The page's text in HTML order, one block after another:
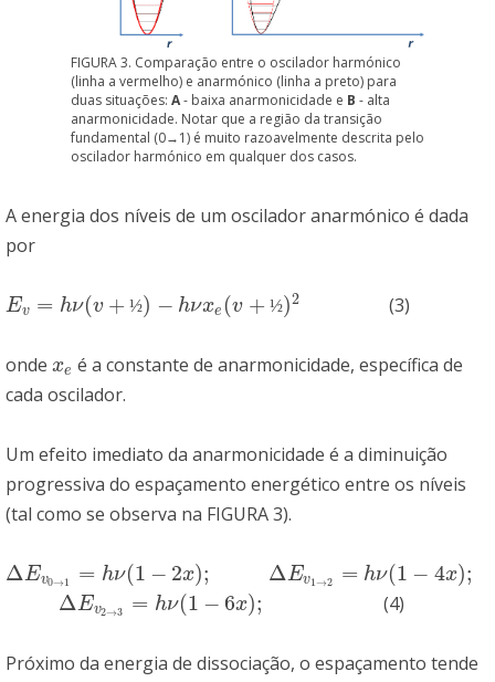
FIGURA 3. Comparação entre o oscilador harmónico
(linha a vermelho) e anarmónico (linha a preto) para
duas situações: A- baixa anarmonicidade e B - alta
anarmonicidade. Notar que a região da transição
fundamental (0→1) é muito razoavelmente descrita pelo
oscilador harmónico em qualquer dos casos.
A energia dos níveis de um oscilador anarmónico é dada
por
Ev = hν(v + ½) − hνxe (v + ½)2
Ev= hν v+½)−hνxe v+ ½)2 (3)
onde xe
xe é a constante de anarmonicidade, específica de
cada oscilador.
Um efeito imediato da anarmonicidade é a diminuição
progressiva do espaçamento energético entre os níveis
(tal como se observa na FIGURA 3).
ΔEv0→1 = hν(1 − 2x);
ΔEv0→1 =h ν(1−2x ); ΔEv1→2 = hν(1 − 4x);
ΔEv1→2 =h ν(1−4x );
ΔEv2→3 = hν(1 − 6x);
ΔEv2→3 =h ν(1−6x ); (4)
Próximo da energia de dissociação, o espaçamento tende